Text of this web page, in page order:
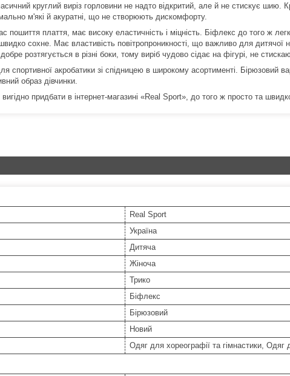
круглий виріз горловини не надто відкритий, але й не стискує шию.
м'які й акуратні, що не створюють дискомфорту.
пошиття плаття, має високу еластичність і міцність. Біфлекс до того ж
сохне. Має властивість повітропроникності, що важливо для дитячої
розтягується в різні боки, тому виріб чудово сідає на фігурі, не
спортивної акробатики зі спідницею в широкому асортименті. Бірюзовий
образ дівчинки.
придбати в інтернет-магазині «Real Sport», до того ж просто та
Real Sport
Україна
Дитяча
Жіноча
Трико
Біфлекс
Бірюзовий
Новий
Одяг для хореографії та гімнастики, Одяг